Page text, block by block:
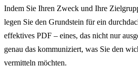
Indem Sie Ihren Zweck und Ihre
legen Sie den Grundstein für ein
effektives PDF – eines, das nicht nur
genau das kommuniziert, was Sie den
vermitteln möchten.